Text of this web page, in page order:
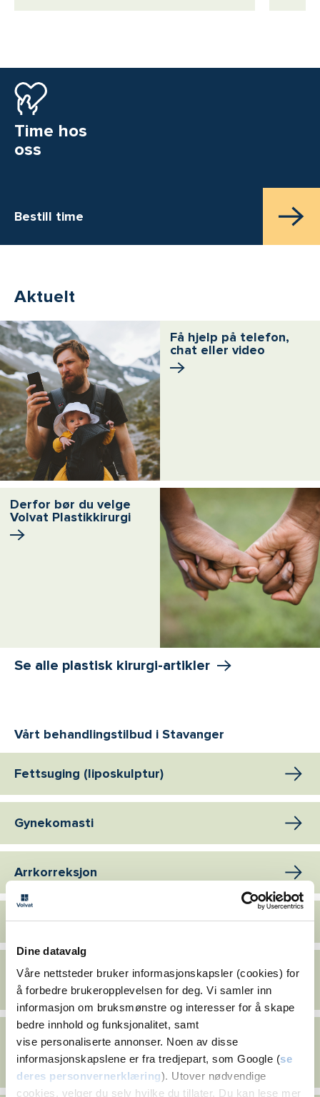
Dine datavalg
Våre nettsteder bruker informasjonskapsler (cookies) for
å forbedre brukeropplevelsen for deg. Vi samler inn
informasjon om bruksmønstre og interesser for å skape
bedre innhold og funksjonalitet, samt
vise personaliserte annonser. Noen av disse
informasjonskapslene er fra tredjepart, som Google (se
deres personvernerklæring). Utover nødvendige
cookies, velger du selv hvilke du tillater. Du kan lese mer
Time hos
oss
Bestill time
Aktuelt
Få hjelp på telefon,
chat eller video
Derfor bør du velge
Volvat Plastikkirurgi
Se alle plastisk kirurgi-artikler
Vårt behandlingstilbud i Stavanger
Fettsuging (liposkulptur)
Gynekomasti
Arrkorreksjon
Utstående ører-operasjon (øreplastikk)
Mageplastikk
Bukplastikk - Delte magemuskler
Plastisk kirurgi: Ansikt
Ansiktsløft (facelift) - Panneløft / øyenbrynsløft - Halsløft -
Hakeimplantat - Buccal fettpute (kinnreduksjon)